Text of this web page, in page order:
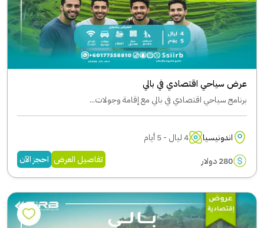
عرض سياحي اقتصادي في بالي
برنامج سياحي اقتصادي في بالي مع إقامة وجولات...
اندونيسيا
4 ليال - 5 أيام
280 دولار
تفاصيل العرض احجز الآن